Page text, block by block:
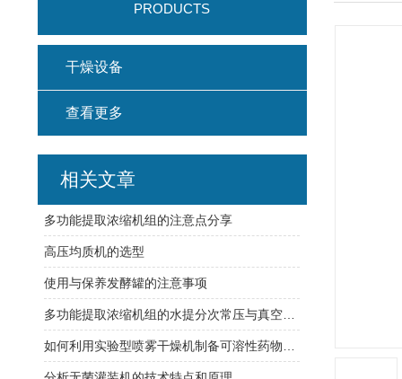
PRODUCTS
干燥设备
查看更多
相关文章
多功能提取浓缩机组的注意点分享
高压均质机的选型
使用与保养发酵罐的注意事项